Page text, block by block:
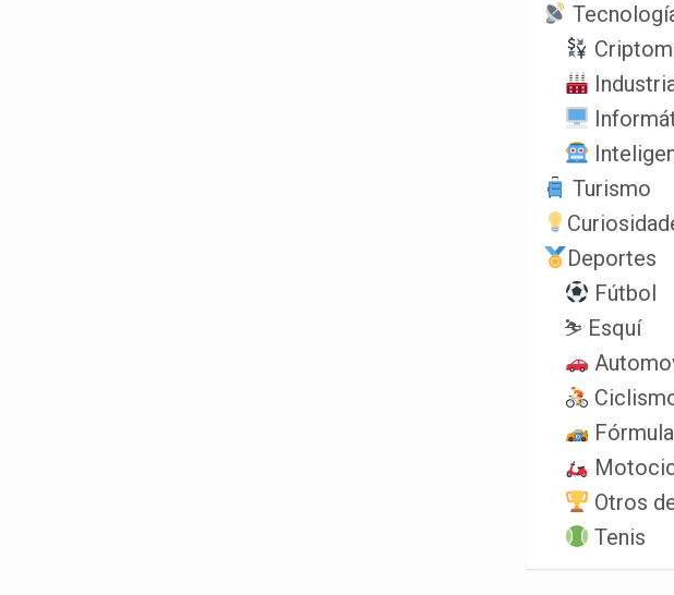
Turismo
Deportes
Fútbol
⛷️ Esquí
Otros
Tenis